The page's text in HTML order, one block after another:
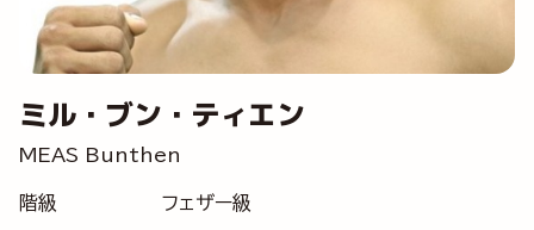
ミル・ブン・ティエン
MEAS Bunthen
階級
フェザー級